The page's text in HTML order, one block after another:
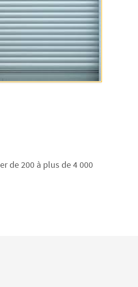
de 200 à plus de 4 000